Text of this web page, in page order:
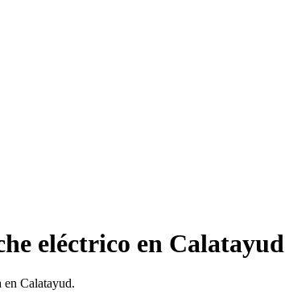
eléctrico en Calatayud
en Calatayud.